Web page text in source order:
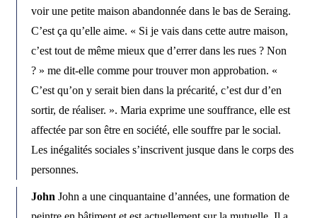
voir une petite maison abandonnée dans le bas de Seraing.
C’est ça qu’elle aime. « Si je vais dans cette autre maison,
c’est tout de même mieux que d’errer dans les rues ? Non
? » me dit-elle comme pour trouver mon approbation. «
C’est qu’on y serait bien dans la précarité, c’est dur d’en
sortir, de réaliser. ». Maria exprime une souffrance, elle est
affectée par son être en société, elle souffre par le social.
Les inégalités sociales s’inscrivent jusque dans le corps des
personnes.
John John a une cinquantaine d’années, une formation de